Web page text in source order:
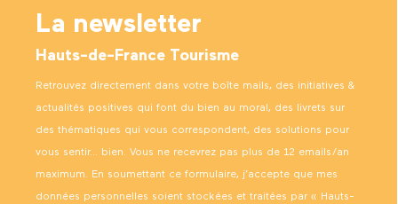
La newsletter
Hauts-de-France Tourisme
Retrouvez directement dans votre boîte mails, des initiatives &
actualités positives qui font du bien au moral, des livrets sur
des thématiques qui vous correspondent, des solutions pour
vous sentir… bien. Vous ne recevrez pas plus de 12 emails/an
maximum. En soumettant ce formulaire, j’accepte que mes
données personnelles soient stockées et traitées par « Hauts-